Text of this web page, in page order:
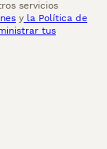
servicios
y la Política de
tus